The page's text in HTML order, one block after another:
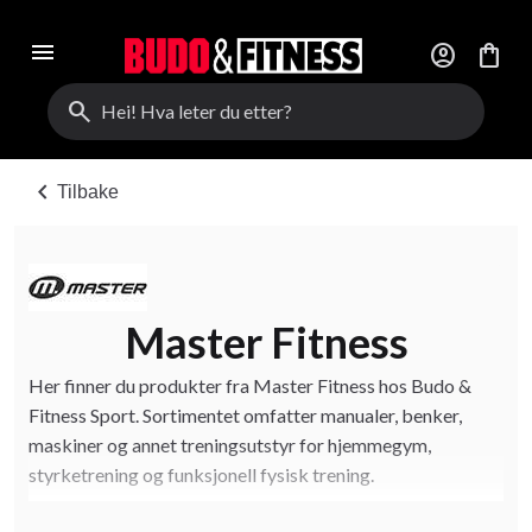
menu account_circle
shopping_bag
search
chevron_left Tilbake
Master Fitness
Her finner du produkter fra Master Fitness hos Budo &
Fitness Sport. Sortimentet omfatter manualer, benker,
maskiner og annet treningsutstyr for hjemmegym,
styrketrening og funksjonell fysisk trening.